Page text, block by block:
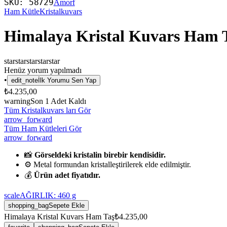
SKU: 58729Amorf
Ham KütleKristalkuvars
Himalaya Kristal Kuvars Ham
starstarstarstarstar
Henüz yorum yapılmadı
• edit_note İlk Yorumu Sen Yap
₺4.235,00
warningSon 1 Adet Kaldı
Tüm Kristalkuvars ları Gör
arrow_forward
Tüm Ham Kütleleri Gör
arrow_forward
📸 Görseldeki kristalin birebir kendisidir.
⚙️ Metal formundan kristalleştirilerek elde edilmiştir.
💰 Ürün adet fiyatıdır.
scaleAĞIRLIK: 460 g
shopping_bagSepete Ekle
Himalaya Kristal Kuvars Ham Taş₺4.235,00